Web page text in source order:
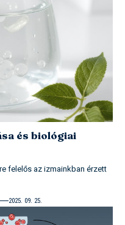
és biológiai
felelős az izmainkban érzett
2025. 09. 25.